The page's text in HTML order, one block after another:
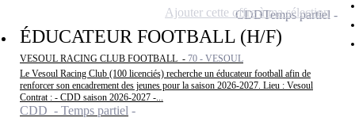
ÉDUCATEUR FOOTBALL (H/F)
VESOUL RACING CLUB FOOTBALL - 70 - VESOUL
Le Vesoul Racing Club (100 licenciés) recherche un éducateur football afin de
renforcer son encadrement des jeunes pour la saison 2026-2027. Lieu : Vesoul
Contrat : - CDD saison 2026-2027 -...
CDD - Temps partiel
CDDTemps partiel
Ajouter cette offre à ma sélection